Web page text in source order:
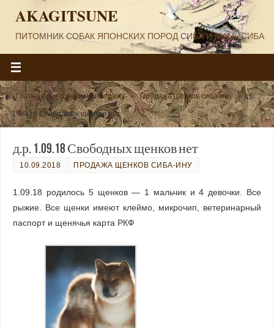
AKAGITSUNE
ПИТОМНИК СОБАК ЯПОНСКИХ ПОРОД СИБА И МАМИСИБА
Главная » Щенки на продажу » Продажа щенков сиба-ину »д.р.
1.09.18 Свободных щенков нет
д.р. 1.09.18 Свободных щенков нет
10.09.2018 ПРОДАЖА ЩЕНКОВ СИБА-ИНУ
1.09.18 родилось 5 щенков — 1 мальчик и 4 девочки. Все
рыжие. Все щенки имеют клеймо, микрочип, ветеринарный
паспорт и щенячья карта РКФ